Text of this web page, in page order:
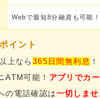
Webで最短8分融資も可能
イント
上なら 365日間無利息 ！
ATM可能！ アプリでカ
の電話確認は一切しませ